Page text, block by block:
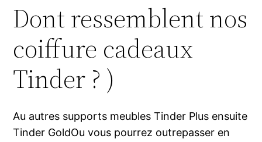
Dont ressemblent nos
coiffure cadeaux
Tinder ? )
Au autres supports meubles Tinder Plus ensuite
Tinder GoldOu vous pourrez outrepasser en